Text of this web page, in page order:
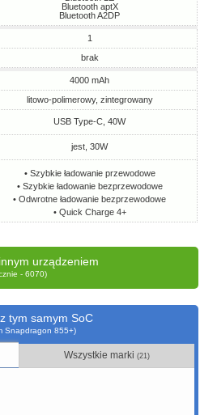
Bluetooth aptX
Bluetooth A2DP
1
brak
4000 mAh
litowo-polimerowy, zintegrowany
USB Type-C, 40W
jest, 30W
• Szybkie ładowanie przewodowe
• Szybkie ładowanie bezprzewodowe
• Odwrotne ładowanie bezprzewodowe
• Quick Charge 4+
urządzeniem
- 6070)
tym samym SoC
Snapdragon 855+)
Wszystkie marki (21)